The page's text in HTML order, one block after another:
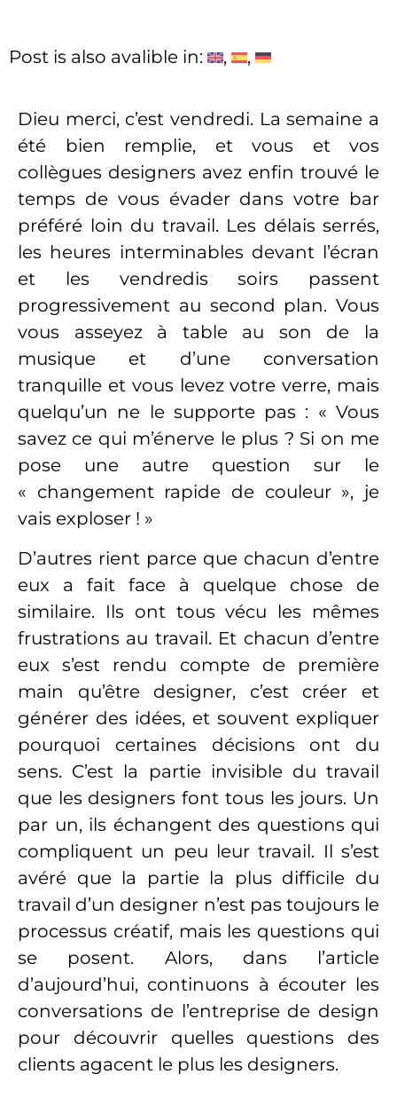
Post is also avalible in:
Dieu merci, c’est vendredi. La semaine a
été bien remplie, et vous et vos
collègues designers avez enfin trouvé le
temps de vous évader dans votre bar
préféré loin du travail. Les délais serrés,
les heures interminables devant l’écran
et les vendredis soirs passent
progressivement au second plan. Vous
vous asseyez à table au son de la
musique et d’une conversation
tranquille et vous levez votre verre, mais
quelqu’un ne le supporte pas : « Vous
savez ce qui m’énerve le plus ? Si on me
pose une autre question sur le
« changement rapide de couleur », je
vais exploser ! »
D’autres rient parce que chacun d’entre
eux a fait face à quelque chose de
similaire. Ils ont tous vécu les mêmes
frustrations au travail. Et chacun d’entre
eux s’est rendu compte de première
main qu’être designer, c’est créer et
générer des idées, et souvent expliquer
pourquoi certaines décisions ont du
sens. C’est la partie invisible du travail
que les designers font tous les jours. Un
par un, ils échangent des questions qui
compliquent un peu leur travail. Il s’est
avéré que la partie la plus difficile du
travail d’un designer n’est pas toujours le
processus créatif, mais les questions qui
se posent. Alors, dans l’article
d’aujourd’hui, continuons à écouter les
conversations de l’entreprise de design
pour découvrir quelles questions des
clients agacent le plus les designers.